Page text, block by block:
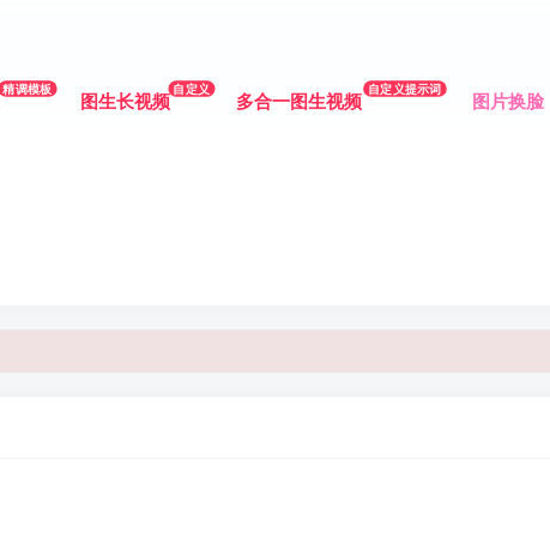
精调模板 图生长视频 自定义 多合一图生视频 自定义提示词 图片换脸